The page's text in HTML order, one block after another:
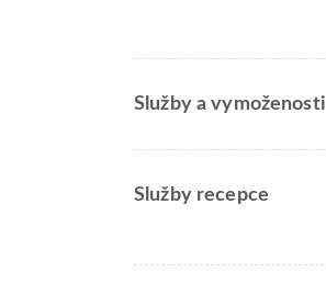
Služby a vymoženosti
Služby recepce